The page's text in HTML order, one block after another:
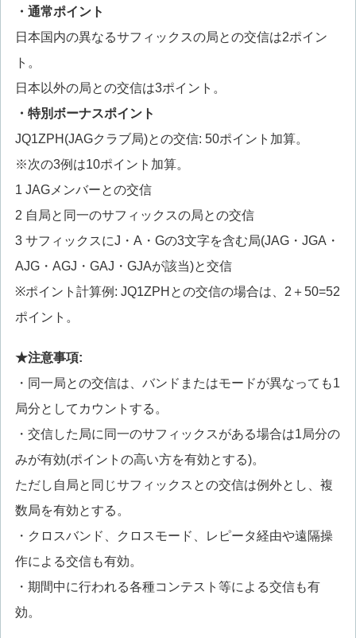
・通常ポイント
日本国内の異なるサフィックスの局との交信は2ポイン
ト。
日本以外の局との交信は3ポイント。
・特別ボーナスポイント
JQ1ZPH(JAGクラブ局)との交信: 50ポイント加算。
※次の3例は10ポイント加算。
1 JAGメンバーとの交信
2 自局と同一のサフィックスの局との交信
3 サフィックスにJ・A・Gの3文字を含む局(JAG・JGA・
AJG・AGJ・GAJ・GJAが該当)と交信
※ポイント計算例: JQ1ZPHとの交信の場合は、2＋50=52
ポイント。
★注意事項:
・同一局との交信は、バンドまたはモードが異なっても1
局分としてカウントする。
・交信した局に同一のサフィックスがある場合は1局分の
みが有効(ポイントの高い方を有効とする)。
ただし自局と同じサフィックスとの交信は例外とし、複
数局を有効とする。
・クロスバンド、クロスモード、レピータ経由や遠隔操
作による交信も有効。
・期間中に行われる各種コンテスト等による交信も有
効。